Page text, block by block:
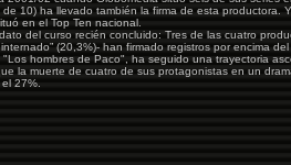
10) ha llevado también la firma de esta productora.
en el Top Ten nacional.
del curso recién concluido: Tres de las cuatro
internado” (20,3%)- han firmado registros por encima
hombres de Paco", ha seguido una trayectoria
la muerte de cuatro de sus protagonistas en un
27%.